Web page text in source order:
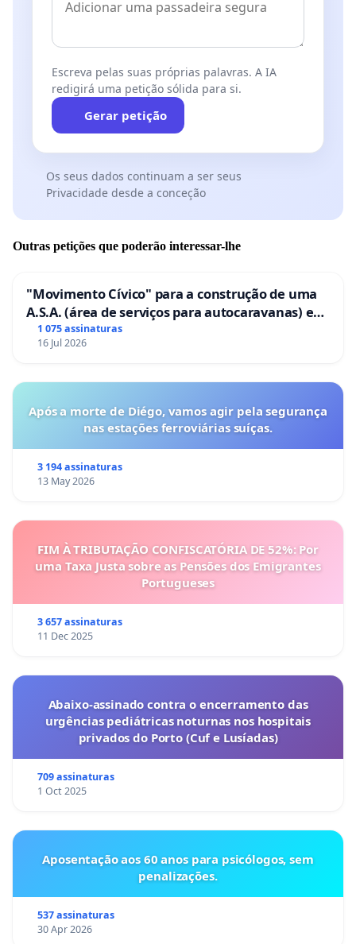
Escreva pelas suas próprias palavras. A IA
redigirá uma petição sólida para si.
Gerar petição
Os seus dados continuam a ser seus
Privacidade desde a conceção
Outras petições que poderão interessar-lhe
"Movimento Cívico" para a construção de uma
A.S.A. (área de serviços para autocaravanas) em
Coimbra
1 075 assinaturas
16 Jul 2026
Após a morte de Diégo, vamos agir pela segurança
nas estações ferroviárias suíças.
3 194 assinaturas
13 May 2026
FIM À TRIBUTAÇÃO CONFISCATÓRIA DE 52%: Por
uma Taxa Justa sobre as Pensões dos Emigrantes
Portugueses
3 657 assinaturas
11 Dec 2025
Abaixo-assinado contra o encerramento das
urgências pediátricas noturnas nos hospitais
privados do Porto (Cuf e Lusíadas)
709 assinaturas
1 Oct 2025
Aposentação aos 60 anos para psicólogos, sem
penalizações.
537 assinaturas
30 Apr 2026